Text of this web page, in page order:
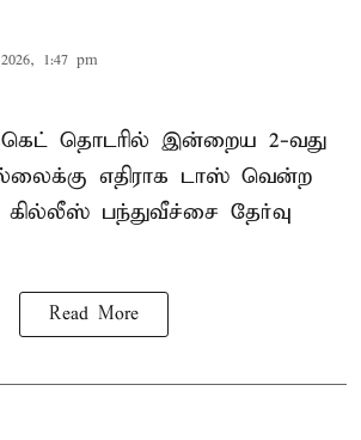
1:47 pm
தொடரில் இன்றைய 2-வது
எதிராக டாஸ் வென்ற
கில்லீஸ் பந்துவீச்சை தேர்வு
Read More